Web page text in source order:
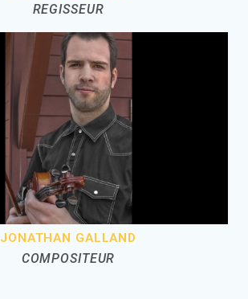
REGISSEUR
JONATHAN GALLAND
COMPOSITEUR